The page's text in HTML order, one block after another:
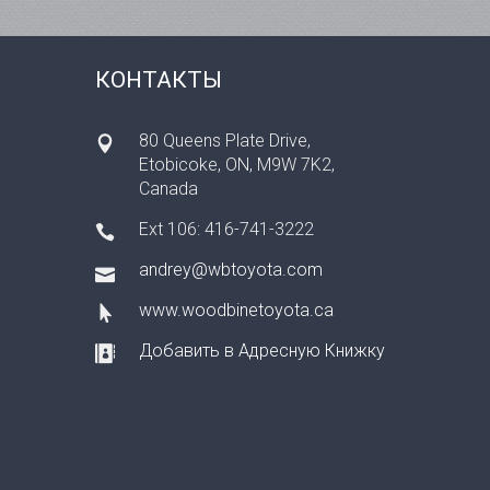
КОНТАКТЫ
80 Queens Plate Drive,
Etobicoke, ON, M9W 7K2,
Canada
Ext 106: 416-741-3222
andrey@wbtoyota.com
www.woodbinetoyota.ca
Добавить в Адресную Книжку